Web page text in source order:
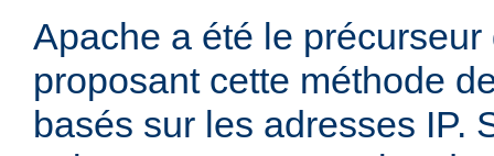
Apache a été le
proposant cette méthode
basés sur les adresses IP.